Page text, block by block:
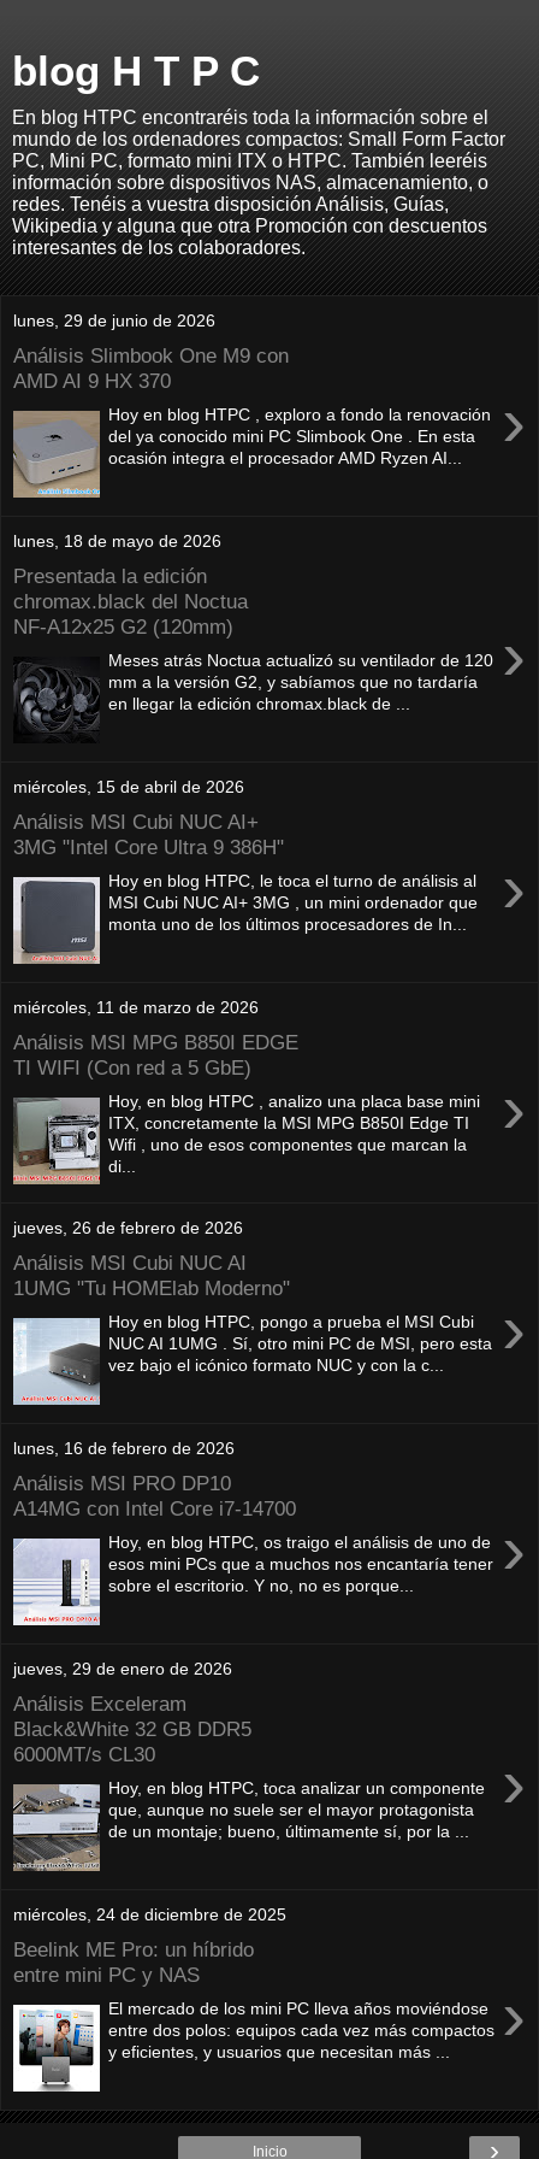
blog H T P C
En blog HTPC encontraréis toda la información sobre el
mundo de los ordenadores compactos: Small Form Factor
PC, Mini PC, formato mini ITX o HTPC. También leeréis
información sobre dispositivos NAS, almacenamiento, o
redes. Tenéis a vuestra disposición Análisis, Guías,
Wikipedia y alguna que otra Promoción con descuentos
interesantes de los colaboradores.
lunes, 29 de junio de 2026
Análisis Slimbook One M9 con
AMD AI 9 HX 370
›
Hoy en blog HTPC , exploro a fondo la renovación
del ya conocido mini PC Slimbook One . En esta
ocasión integra el procesador AMD Ryzen AI...
lunes, 18 de mayo de 2026
Presentada la edición
chromax.black del Noctua
NF‑A12x25 G2 (120mm)
›
Meses atrás Noctua actualizó su ventilador de 120
mm a la versión G2, y sabíamos que no tardaría
en llegar la edición chromax.black de ...
miércoles, 15 de abril de 2026
Análisis MSI Cubi NUC AI+
3MG "Intel Core Ultra 9 386H"
›
Hoy en blog HTPC, le toca el turno de análisis al
MSI Cubi NUC AI+ 3MG , un mini ordenador que
monta uno de los últimos procesadores de In...
miércoles, 11 de marzo de 2026
Análisis MSI MPG B850I EDGE
TI WIFI (Con red a 5 GbE)
›
Hoy, en blog HTPC , analizo una placa base mini
ITX, concretamente la MSI MPG B850I Edge TI
Wifi , uno de esos componentes que marcan la
di...
jueves, 26 de febrero de 2026
Análisis MSI Cubi NUC AI
1UMG "Tu HOMElab Moderno"
›
Hoy en blog HTPC, pongo a prueba el MSI Cubi
NUC AI 1UMG . Sí, otro mini PC de MSI, pero esta
vez bajo el icónico formato NUC y con la c...
lunes, 16 de febrero de 2026
Análisis MSI PRO DP10
A14MG con Intel Core i7-14700
›
Hoy, en blog HTPC, os traigo el análisis de uno de
esos mini PCs que a muchos nos encantaría tener
sobre el escritorio. Y no, no es porque...
jueves, 29 de enero de 2026
Análisis Exceleram
Black&White 32 GB DDR5
6000MT/s CL30
›
Hoy, en blog HTPC, toca analizar un componente
que, aunque no suele ser el mayor protagonista
de un montaje; bueno, últimamente sí, por la ...
miércoles, 24 de diciembre de 2025
Beelink ME Pro: un híbrido
entre mini PC y NAS
›
El mercado de los mini PC lleva años moviéndose
entre dos polos: equipos cada vez más compactos
y eficientes, y usuarios que necesitan más ...
›
Inicio